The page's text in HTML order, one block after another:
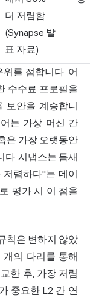
더 저렴함
(Synapse 발
표 자료)
를 점합니다. 어
수수료 프로필을
보안을 계승합니
는 가상 머신 간
은 가장 오랫동안
다. 시냅스는 틈새
렴하다"는 데이
평가 시 이 점을
칙은 변하지 않았
의 다리를 통해
한 후, 가장 저렴
중요한 L2 간 연